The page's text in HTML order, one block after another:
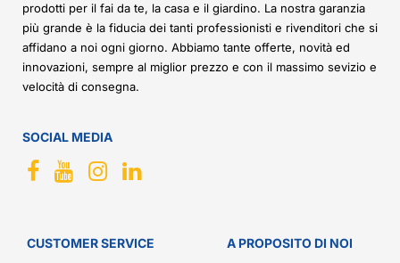
prodotti per il fai da te, la casa e il giardino. La nostra garanzia
più grande è la fiducia dei tanti professionisti e rivenditori che si
affidano a noi ogni giorno. Abbiamo tante offerte, novità ed
innovazioni, sempre al miglior prezzo e con il massimo sevizio e
velocità di consegna.
SOCIAL MEDIA
CUSTOMER SERVICE A PROPOSITO DI NOI